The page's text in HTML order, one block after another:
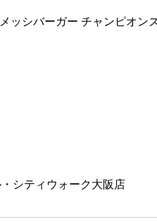
シバーガー チャンピオン
シティウォーク大阪店